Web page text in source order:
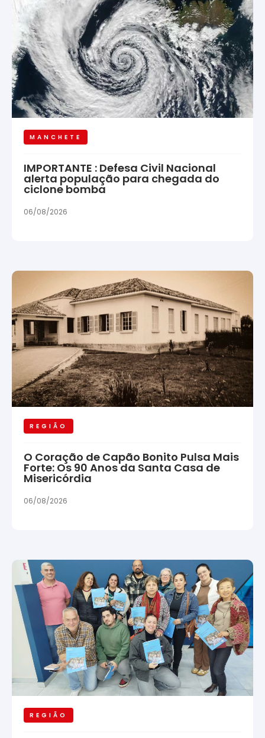
MANCHETE
IMPORTANTE : Defesa Civil Nacional
alerta população para chegada do
ciclone bomba
06/08/2026
REGIÃO
O Coração de Capão Bonito Pulsa Mais
Forte: Os 90 Anos da Santa Casa de
Misericórdia
06/08/2026
REGIÃO